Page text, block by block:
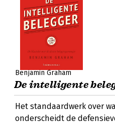
Benjamin Graham
De intelligente
Het standaardwerk over
onderscheidt de